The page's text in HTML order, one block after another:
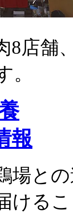
8店舗
。
場と
ける